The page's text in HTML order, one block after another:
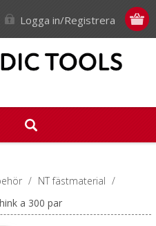
Logga in/Registrera
/ NT fästmaterial /
a 300 par